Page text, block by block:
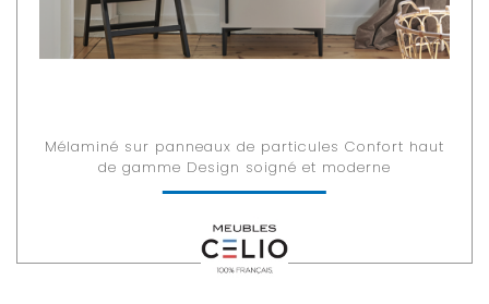
Mélaminé sur panneaux de particules Confort haut
de gamme Design soigné et moderne